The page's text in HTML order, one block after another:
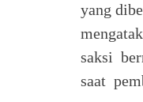
yang
saksi
saat